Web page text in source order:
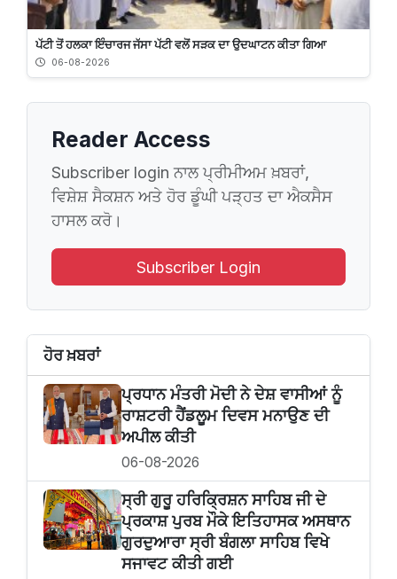
ਪੱਟੀ ਤੋਂ ਹਲਕਾ ਇੰਚਾਰਜ ਜੱਸਾ ਪੱਟੀ ਵਲੋਂ ਸੜਕ ਦਾ ਉਦਘਾਟਨ ਕੀਤਾ ਗਿਆ
06-08-2026
Reader Access
Subscriber login ਨਾਲ ਪ੍ਰੀਮੀਅਮ ਖ਼ਬਰਾਂ,
ਵਿਸ਼ੇਸ਼ ਸੈਕਸ਼ਨ ਅਤੇ ਹੋਰ ਡੂੰਘੀ ਪੜ੍ਹਤ ਦਾ ਐਕਸੈਸ
ਹਾਸਲ ਕਰੋ।
Subscriber Login
ਹੋਰ ਖ਼ਬਰਾਂ
ਪ੍ਰਧਾਨ ਮੰਤਰੀ ਮੋਦੀ ਨੇ ਦੇਸ਼ ਵਾਸੀਆਂ ਨੂੰ
ਰਾਸ਼ਟਰੀ ਹੈਂਡਲੂਮ ਦਿਵਸ ਮਨਾਉਣ ਦੀ
ਅਪੀਲ ਕੀਤੀ
06-08-2026
ਸ੍ਰੀ ਗੁਰੂ ਹਰਿਕ੍ਰਿਸ਼ਨ ਸਾਹਿਬ ਜੀ ਦੇ
ਪ੍ਰਕਾਸ਼ ਪੁਰਬ ਮੌਕੇ ਇਤਿਹਾਸਕ ਅਸਥਾਨ
ਗੁਰਦੁਆਰਾ ਸ੍ਰੀ ਬੰਗਲਾ ਸਾਹਿਬ ਵਿਖੇ
ਸਜਾਵਟ ਕੀਤੀ ਗਈ